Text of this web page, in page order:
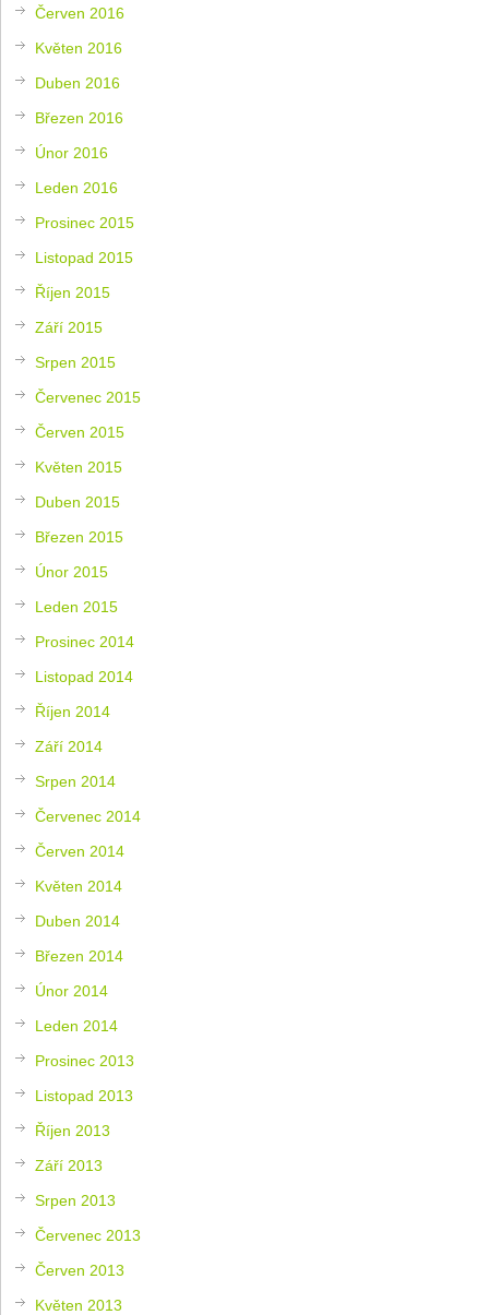
Červen 2016
Květen 2016
Duben 2016
Březen 2016
Únor 2016
Leden 2016
Prosinec 2015
Listopad 2015
Říjen 2015
Září 2015
Srpen 2015
Červenec 2015
Červen 2015
Květen 2015
Duben 2015
Březen 2015
Únor 2015
Leden 2015
Prosinec 2014
Listopad 2014
Říjen 2014
Září 2014
Srpen 2014
Červenec 2014
Červen 2014
Květen 2014
Duben 2014
Březen 2014
Únor 2014
Leden 2014
Prosinec 2013
Listopad 2013
Říjen 2013
Září 2013
Srpen 2013
Červenec 2013
Červen 2013
Květen 2013